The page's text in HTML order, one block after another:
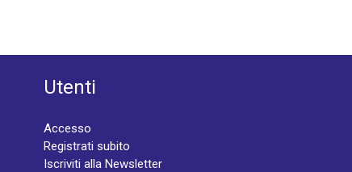
Utenti
Accesso
Registrati subito
Iscriviti alla Newsletter